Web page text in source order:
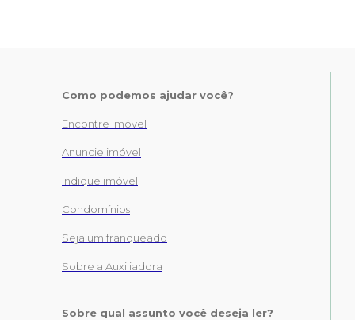
Como podemos ajudar você?
Encontre imóvel
Anuncie imóvel
Indique imóvel
Condomínios
Seja um franqueado
Sobre a Auxiliadora
Sobre qual assunto você deseja ler?